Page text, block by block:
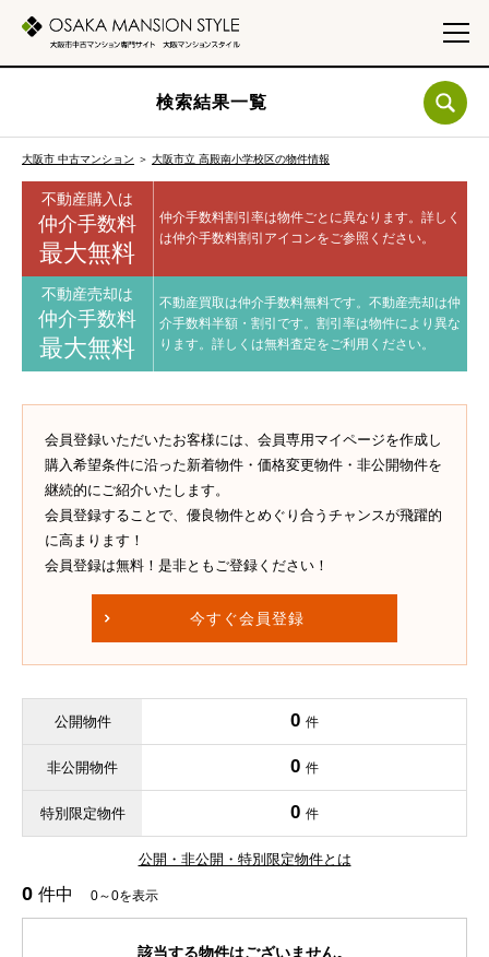
検索結果一覧
大阪市 中古マンション ＞ 大阪市立 高殿南小学校区の物件情報
不動産購入は
仲介手数料
最大無料
仲介手数料割引率は物件ごとに異なります。 詳しく
は仲介手数料割引アイコンをご参照ください。
不動産売却は
仲介手数料
最大無料
不動産買取は仲介手数料無料です。 不動産売却は仲
介手数料半額・割引です。 割引率は物件により異な
ります。 詳しくは無料査定をご利用ください。
会員登録いただいたお客様には、会員専用マイページを作成し
購入希望条件に沿った新着物件・価格変更物件・非公開物件を
継続的にご紹介いたします。
会員登録することで、優良物件とめぐり合うチャンスが飛躍的
に高まります！
会員登録は無料！是非ともご登録ください！
今すぐ会員登録
公開物件 0 件
非公開物件 0 件
特別限定物件 0 件
公開・非公開・特別限定物件とは
0 件中 0～0を表示
該当する物件はございません。